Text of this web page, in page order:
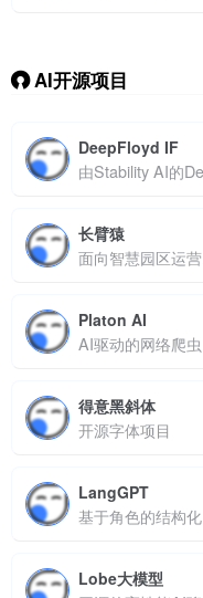
AI开源项目
DeepFloyd IF
长臂猿
Platon AI
得意黑斜体
开源字体项目
LangGPT
Lobe大模型